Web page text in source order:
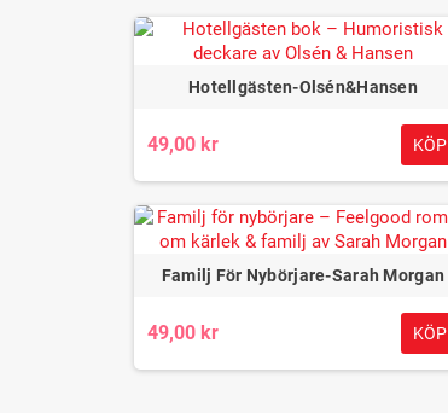
Hotellgästen-Olsén&Hansen
49,00 kr KÖP
Familj För Nybörjare-Sarah Morgan
49,00 kr KÖP